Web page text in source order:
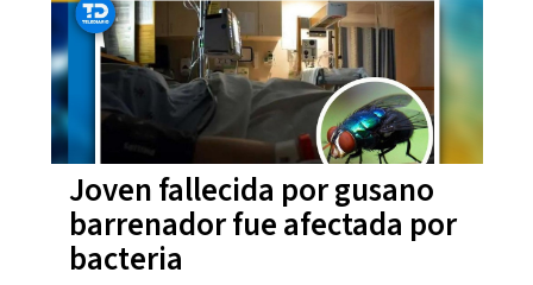
Joven fallecida por gusano
barrenador fue afectada por
bacteria